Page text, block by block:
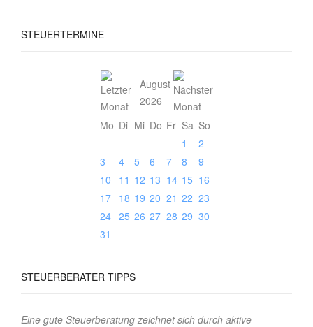
STEUERTERMINE
August
2026
Mo Di Mi Do Fr Sa So
1
2
3
4 5 6 7 8
9
10
11 12 13 14 15 16
17
18 19 20 21 22 23
24 25 26 27 28 29 30
31
STEUERBERATER TIPPS
Eine gute Steuerberatung zeichnet sich durch aktive